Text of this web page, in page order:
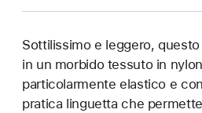
Sottilissimo e leggero,
in un morbido tessuto in
particolarmente elastico e
pratica linguetta che